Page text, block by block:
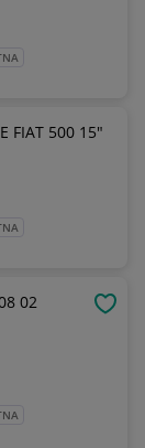
FIAT 500 15"
02